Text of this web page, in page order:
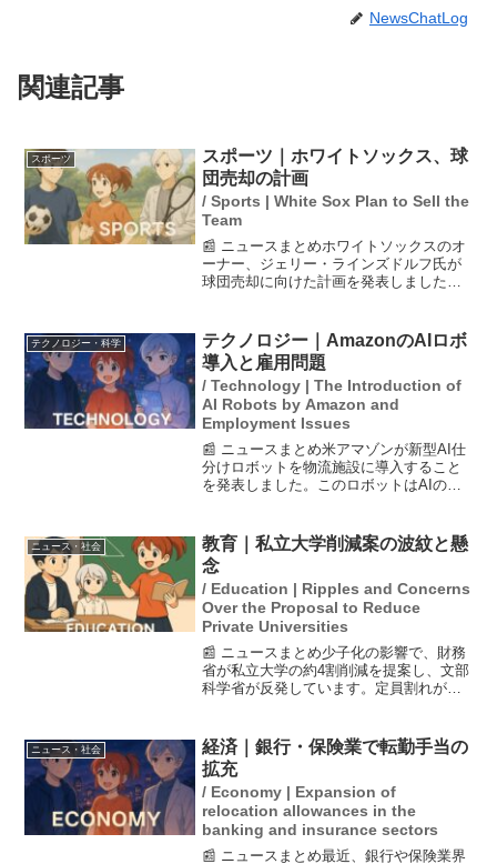
NewsChatLog
関連記事
スポーツ
スポーツ｜ホワイトソックス、球
団売却の計画
/ Sports | White Sox Plan to Sell the
Team
📰 ニュースまとめホワイトソックスのオ
ーナー、ジェリー・ラインズドルフ氏が
球団売却に向けた計画を発表しました。
の長期的な投資計画の一環です。ホワイ
トソックスは、44年間...
テクノロジー・科学
テクノロジー｜AmazonのAIロボ
導入と雇用問題
/ Technology | The Introduction of
AI Robots by Amazon and
Employment Issues
📰 ニュースまとめ米アマゾンが新型AI仕
分けロボットを物流施設に導入すること
を発表しました。このロボットはAIの判
が期待されています。しかし、この技術
の導入により、50...
ニュース・社会
教育｜私立大学削減案の波紋と懸
念
/ Education | Ripples and Concerns
Over the Proposal to Reduce
Private Universities
📰 ニュースまとめ少子化の影響で、財務
省が私立大学の約4割削減を提案し、文部
科学省が反発しています。定員割れが進
は、単なる定員割れの事実だけを基にし
た機械的な判断ではな...
ニュース・社会
経済｜銀行・保険業で転勤手当の
拡充
/ Economy | Expansion of
relocation allowances in the
banking and insurance sectors
📰 ニュースまとめ最近、銀行や保険業界